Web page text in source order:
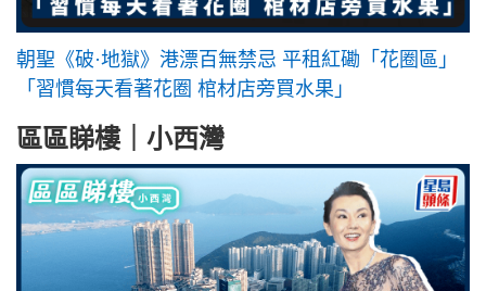
朝聖《破·地獄》港漂百無禁忌 平租紅磡「花圈區」
「習慣每天看著花圈 棺材店旁買水果」
區區睇樓｜小西灣